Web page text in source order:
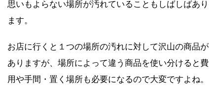
思いもよらない場所が汚れていることもしばしばあり
ます。
お店に行くと１つの場所の汚れに対して沢山の商品が
ありますが、場所によって違う商品を使い分けると費
用や手間・置く場所も必要になるので大変ですよね。